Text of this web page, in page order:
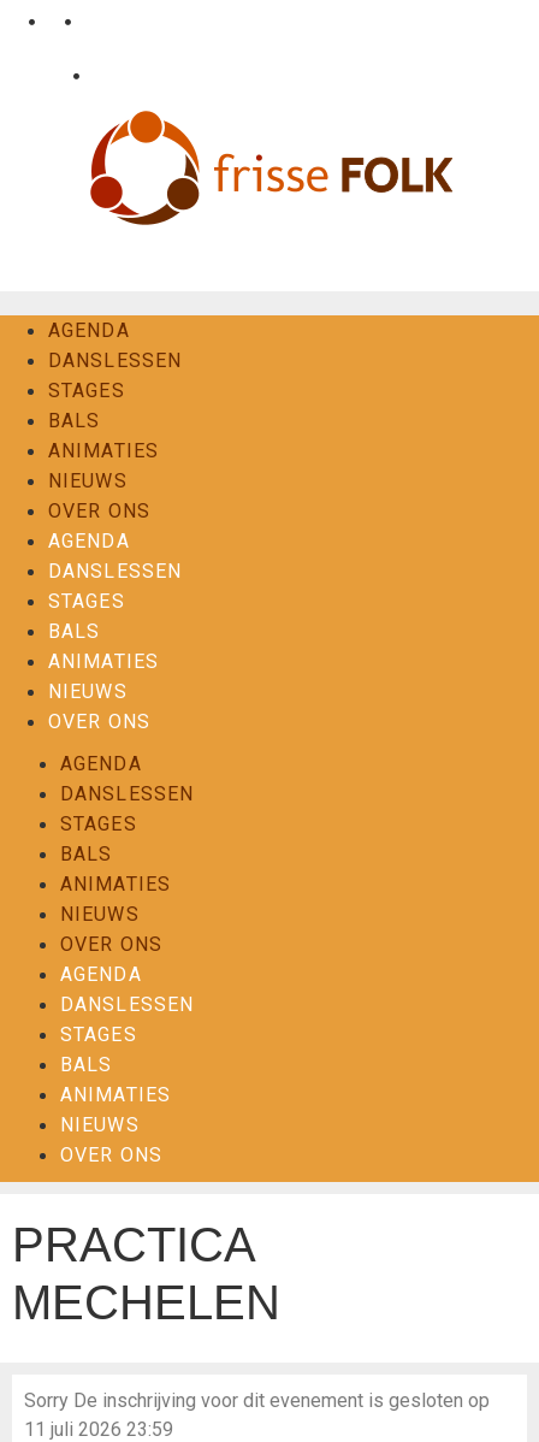
• •
•
AGENDA
DANSLESSEN
STAGES
BALS
ANIMATIES
NIEUWS
OVER ONS
AGENDA
DANSLESSEN
STAGES
BALS
ANIMATIES
NIEUWS
OVER ONS
AGENDA
DANSLESSEN
STAGES
BALS
ANIMATIES
NIEUWS
OVER ONS
AGENDA
DANSLESSEN
STAGES
BALS
ANIMATIES
NIEUWS
OVER ONS
PRACTICA
MECHELEN
Sorry De inschrijving voor dit evenement is gesloten op
11 juli 2026 23:59